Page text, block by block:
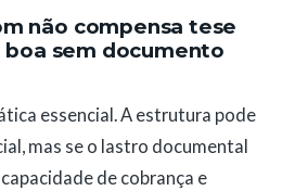
não compensa tese
sem documento
essencial. A estrutura pode
mas se o lastro documental
de cobrança e